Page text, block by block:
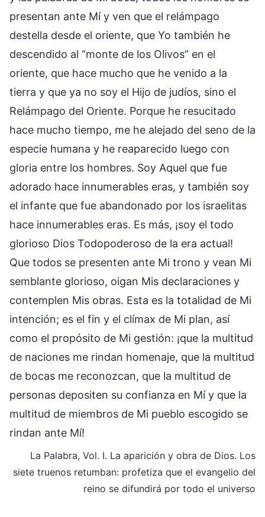
presentan ante Mí y ven que el relámpago
destella desde el oriente, que Yo también he
descendido al “monte de los Olivos” en el
oriente, que hace mucho que he venido a la
tierra y que ya no soy el Hijo de judíos, sino el
Relámpago del Oriente. Porque he resucitado
hace mucho tiempo, me he alejado del seno de la
especie humana y he reaparecido luego con
gloria entre los hombres. Soy Aquel que fue
adorado hace innumerables eras, y también soy
el infante que fue abandonado por los israelitas
hace innumerables eras. Es más, ¡soy el todo
glorioso Dios Todopoderoso de la era actual!
Que todos se presenten ante Mi trono y vean Mi
semblante glorioso, oigan Mis declaraciones y
contemplen Mis obras. Esta es la totalidad de Mi
intención; es el fin y el clímax de Mi plan, así
como el propósito de Mi gestión: ¡que la multitud
de naciones me rindan homenaje, que la multitud
de bocas me reconozcan, que la multitud de
personas depositen su confianza en Mí y que la
multitud de miembros de Mi pueblo escogido se
rindan ante Mí!
La Palabra, Vol. I. La aparición y obra de Dios. Los
siete truenos retumban: profetiza que el evangelio del
reino se difundirá por todo el universo